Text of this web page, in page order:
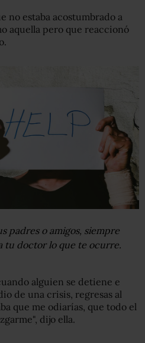
no estaba acostumbrado a
aquella pero que reaccionó
padres o amigos, siempre
tu doctor lo que te ocurre.
alguien se detiene e
de una crisis, regresas al
que me odiarías, que todo el
dijo ella.